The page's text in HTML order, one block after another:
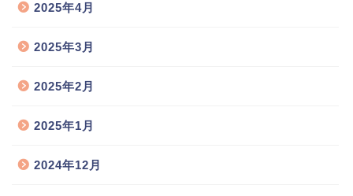
2025年4月
2025年3月
2025年2月
2025年1月
2024年12月